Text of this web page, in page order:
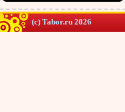
(c) Tabor.ru 2026